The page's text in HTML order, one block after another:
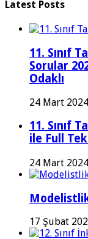
Latest Posts
11. Sınıf
Sorular
Odaklı
24 Mart 2024
11. Sınıf
ile Full
24 Mart 2024
17 Şubat